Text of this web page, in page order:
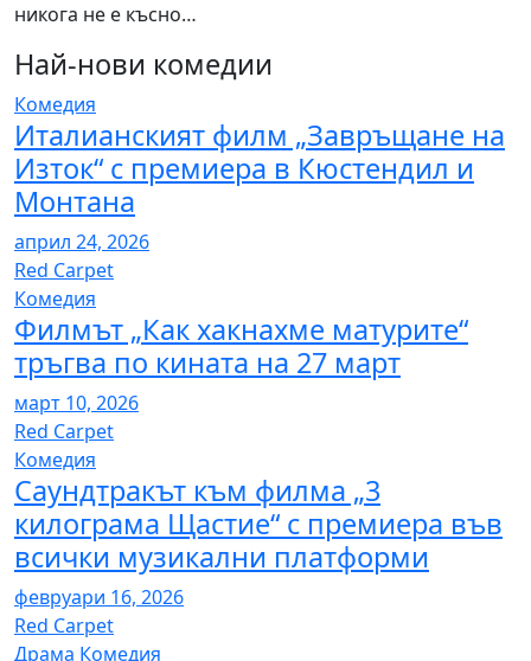
никога не е късно…
Най-нови комедии
Комедия
Италианският филм „Завръщане на
Изток“ с премиера в Кюстендил и
Монтана
април 24, 2026
Red Carpet
Комедия
Филмът „Как хакнахме матурите“
тръгва по кината на 27 март
март 10, 2026
Red Carpet
Комедия
Саундтракът към филма „3
килограма Щастие“ с премиера във
всички музикални платформи
февруари 16, 2026
Red Carpet
Драма Комедия